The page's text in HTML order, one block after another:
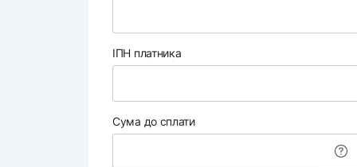
ІПН платника
Сума до сплати